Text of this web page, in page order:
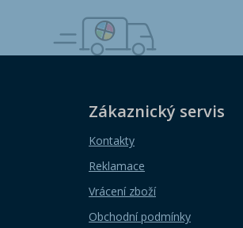
Zákaznický servis
Kontakty
Reklamace
Vrácení zboží
Obchodní podmínky